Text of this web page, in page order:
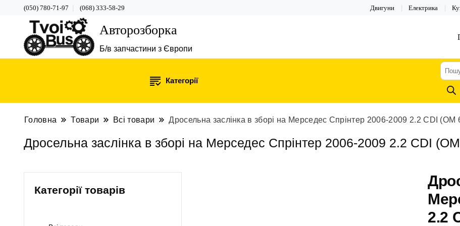
(050) 780-71-97 (068) 333-58-29 Двигуни Електрика
Авторозборка
Б/в запчастини з Європи
Категорії
Пошук
Головна Товари Всі товари Дросельна заслінка в зборі на Мерседес Спрінтер 2006-2009 2.2 CDI
Дросельна заслінка в зборі на Мерседес Спрінтер 2006-2009 2.2 CDI
2.2
Категорії товарів